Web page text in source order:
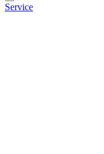
Service